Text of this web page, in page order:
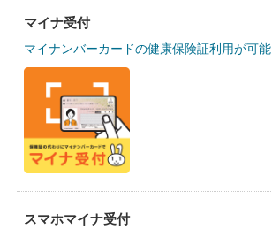
マイナ受付
マイナンバーカードの健康保険証利用が可能
スマホマイナ受付